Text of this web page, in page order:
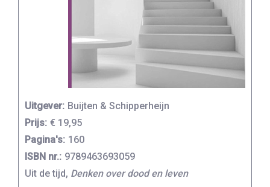
Uitgever: Buijten & Schipperheijn
Prijs: € 19,95
Pagina's: 160
ISBN nr.: 9789463693059
Uit de tijd, Denken over dood en leven